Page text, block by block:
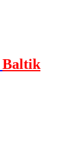
Baltik